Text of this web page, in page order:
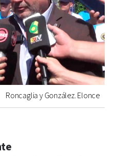
Roncaglia y González. Elonce